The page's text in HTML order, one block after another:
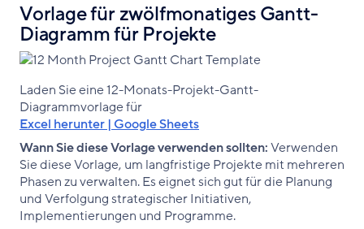
Vorlage für zwölfmonatiges Gantt-
Diagramm für Projekte
Laden Sie eine 12-Monats-Projekt-Gantt-
Diagrammvorlage für
Excel herunter | Google Sheets
Wann Sie diese Vorlage verwenden sollten:Verwenden
Sie diese Vorlage, um langfristige Projekte mit mehreren
Phasen zu verwalten. Es eignet sich gut für die Planung
und Verfolgung strategischer Initiativen,
Implementierungen und Programme.